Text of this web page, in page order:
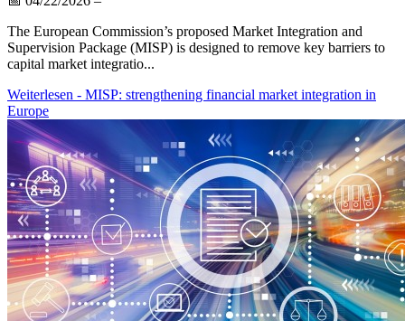
The European Commission’s proposed Market Integration and
Supervision Package (MISP) is designed to remove key barriers to
capital market integratio...
Weiterlesen - MISP: strengthening financial market integration in
Europe